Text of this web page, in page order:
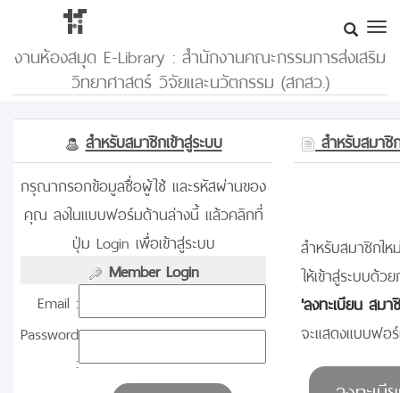
งานห้องสมุด E-Library : สำนักงานคณะกรรมการส่งเสริม
วิทยาศาสตร์ วิจัยและนวัตกรรม (สกสว.)
สำหรับสมาชิกเข้าสู่ระบบ
สำหรับสมาชิ
กรุณากรอกข้อมูลชื่อผู้ใช้ และรหัสผ่านของ
คุณ ลงในแบบฟอร์มด้านล่างนี้ แล้วคลิกที่
ปุ่ม Login เพื่อเข้าสู่ระบบ
Member Login
Email :
Password
:
สำหรับสมาชิกให
ให้เข้าสู่ระบบด้
'ลงทะเบียน สม
จะแสดงแบบฟอ